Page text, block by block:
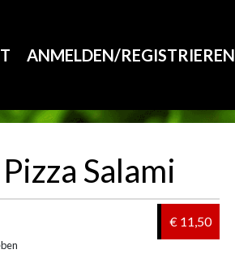
ANMELDEN/REGISTRIEREN
Salami
€ 11,50